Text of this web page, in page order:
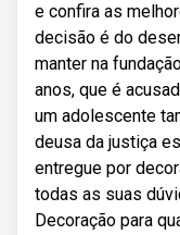
e confira as
decisão é do
manter na
anos, que é
um adolescente
deusa da justiça
entregue por
todas as suas
Decoração para